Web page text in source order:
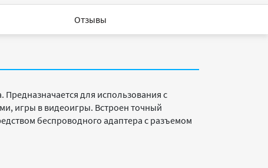
Отзывы
Предназначается для использования с
игры в видеоигры. Встроен точный
беспроводного адаптера с разъемом